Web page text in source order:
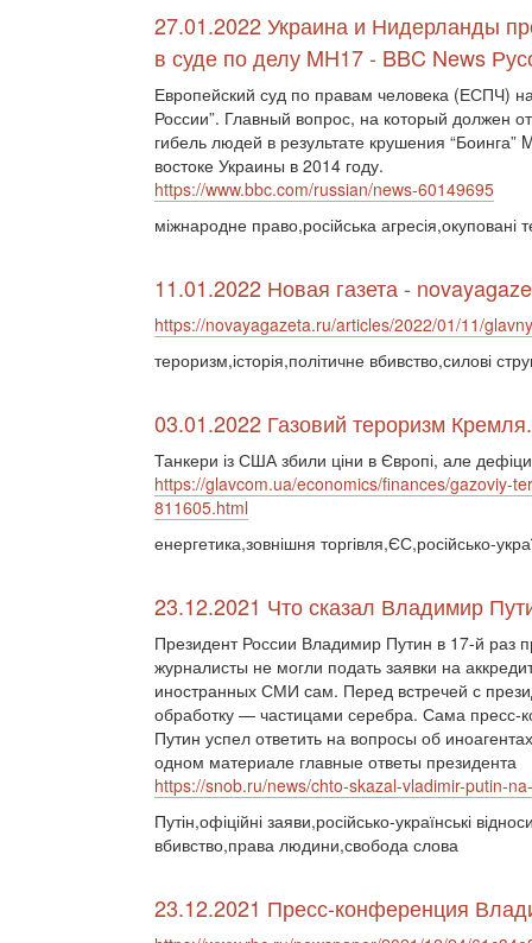
27.01.2022 Украина и Нидерланды
в суде по делу MH17 - BBC News
Европейский суд по правам человека (ЕСПЧ)
России”. Главный вопрос, на который должен
гибель людей в результате крушения
востоке Украины в 2014 году.
https://www.bbc.com/russian/news-60149695
міжнародне право,російська
11.01.2022 Новая газета -
https://novayagazeta.ru/articles/2022/01/11/
тероризм,історія,політичне вбивство,силові
03.01.2022 Газовий тероризм
Танкери із США збили ціни в Європі, але
https://glavcom.ua/economics/finances/gazoviy-
811605.html
енергетика,зовнішня торгівля,ЄС,російсько-
23.12.2021 Что сказал Владимир
Президент России Владимир Путин в 17-й
журналисты не могли подать заявки на
иностранных СМИ сам. Перед встречей с
обработку — частицами серебра. Сама пресс-
Путин успел ответить на вопросы об
одном материале главные ответы президента
https://snob.ru/news/chto-skazal-vladimir-putin-
Путін,офіційні заяви,російсько-українські
вбивство,права людини,свобода слова
23.12.2021 Пресс-конференция